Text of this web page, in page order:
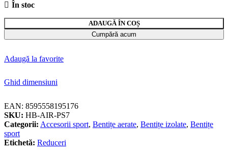
În stoc
ADAUGĂ ÎN COȘ
Cumpără acum
Adaugă la favorite
Ghid dimensiuni
EAN: 8595558195176
SKU: HB-AIR-PS7
Categorii: Accesorii sport, Bentițe aerate, Bentițe izolate, Bentițe
sport
Etichetă: Reduceri